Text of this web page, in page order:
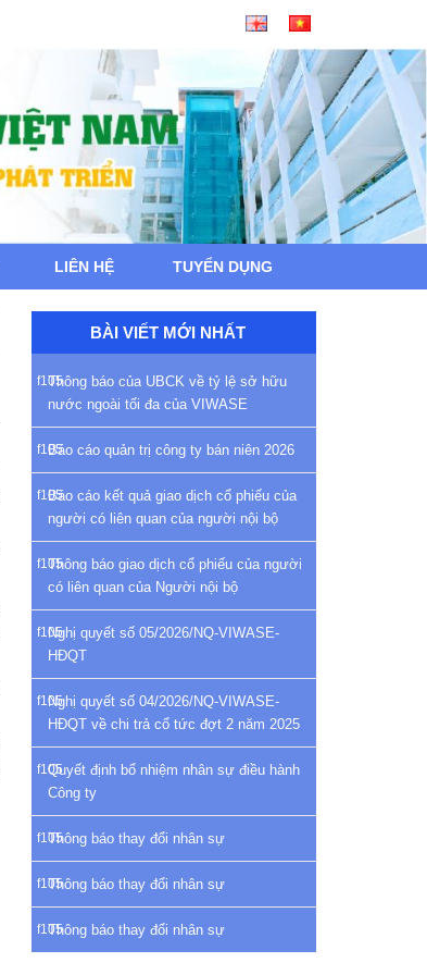
LIÊN HỆ TUYỂN DỤNG
BÀI VIẾT MỚI NHẤT
Thông báo của UBCK về tỷ lệ sở hữu
nước ngoài tối đa của VIWASE
Báo cáo quản trị công ty bán niên 2026
Báo cáo kết quả giao dịch cổ phiếu của
người có liên quan của người nội bộ
Thông báo giao dịch cổ phiếu của người
có liên quan của Người nội bộ
Nghị quyết số 05/2026/NQ-VIWASE-
HĐQT
Nghị quyết số 04/2026/NQ-VIWASE-
HĐQT về chi trả cổ tức đợt 2 năm 2025
Quyết định bổ nhiệm nhân sự điều hành
Công ty
Thông báo thay đổi nhân sự
Thông báo thay đổi nhân sự
Thông báo thay đổi nhân sự